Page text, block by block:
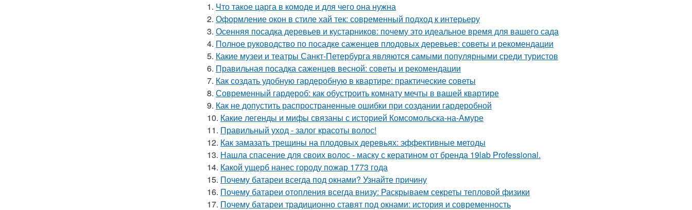
1. Что такое царга в комоде и для чего она нужна
2. Оформление окон в стиле хай тек: современный подход к интерьеру
3. Осенняя посадка деревьев и кустарников: почему это идеальное время для вашего сада
4. Полное руководство по посадке саженцев плодовых деревьев: советы и рекомендации
5. Какие музеи и театры Санкт-Петербурга являются самыми популярными среди туристов
6. Правильная посадка саженцев весной: советы и рекомендации
7. Как создать удобную гардеробную в квартире: практические советы
8. Современный гардероб: как обустроить комнату мечты в вашей квартире
9. Как не допустить распространенные ошибки при создании гардеробной
10. Какие легенды и мифы связаны с историей Комсомольска-на-Амуре
11. Правильный уход - залог красоты волос!
12. Как замазать трещины на плодовых деревьях: эффективные методы
13. Нашла спасение для своих волос - маску с кератином от бренда 19lab Professional.
14. Какой ущерб нанес городу пожар 1773 года
15. Почему батареи всегда под окнами? Узнайте причину
16. Почему батареи отопления всегда внизу: Раскрываем секреты тепловой физики
17. Почему батареи традиционно ставят под окнами: история и современность